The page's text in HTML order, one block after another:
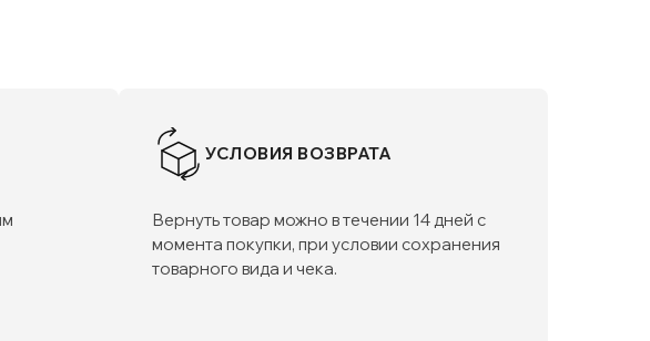
УСЛОВИЯ ВОЗВРАТА
Вернуть товар можно в течении 14 дней с
момента покупки, при условии сохранения
товарного вида и чека.